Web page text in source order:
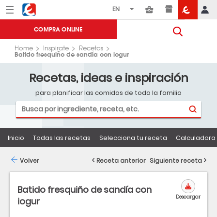
Menú Eroski
COMPRA ONLINE
Home Inspirate Recetas
Batido fresquiño de sandía con iogur
Recetas, ideas e inspiración
para planificar las comidas de toda la familia
Inicio Todas las recetas Selecciona tu receta
Batido fresquiño de sandía con
iogur
Descargar
Volver Receta anterior Siguiente receta